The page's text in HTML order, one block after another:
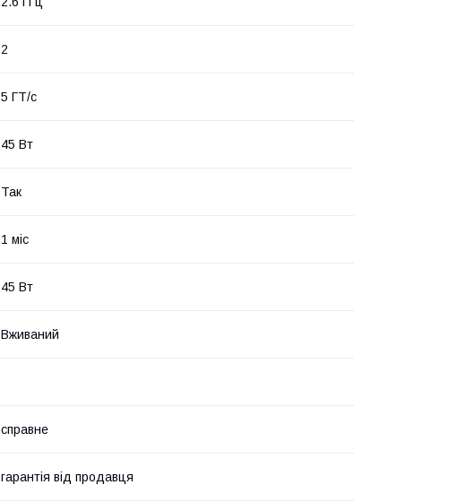
2
5 ГТ/с
45 Вт
Так
1 міс
45 Вт
Вживаний
справне
гарантія від продавця